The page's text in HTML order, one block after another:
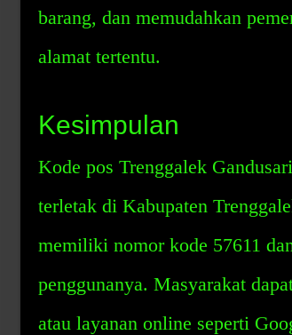
barang, dan memudahkan
alamat tertentu.
Kesimpulan
Kode pos Trenggalek
terletak di Kabupaten
memiliki nomor kode 57611
penggunanya. Masyarakat
atau layanan online seperti